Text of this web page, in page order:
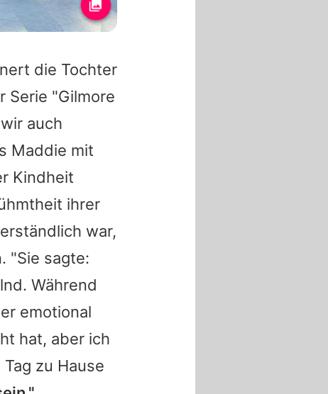
die Tochter
Serie "Gilmore
auch
Maddie mit
Kindheit
ihrer
war,
"Sie sagte:
Während
emotional
hat, aber ich
zu Hause